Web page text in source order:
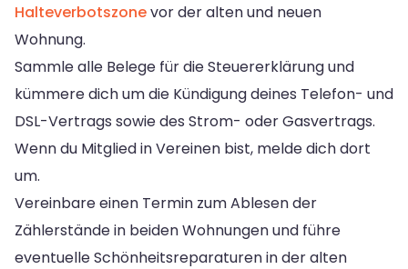
Halteverbotszonevor der alten und neuen
Wohnung.
Sammle alle Belege für die Steuererklärung und
kümmere dich um die Kündigung deines Telefon- und
DSL-Vertrags sowie des Strom- oder Gasvertrags.
Wenn du Mitglied in Vereinen bist, melde dich dort
um.
Vereinbare einen Termin zum Ablesen der
Zählerstände in beiden Wohnungen und führe
eventuelle Schönheitsreparaturen in der alten